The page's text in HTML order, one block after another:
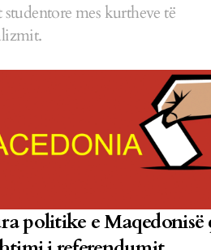
mes kurtheve të
politike e Maqedonisë